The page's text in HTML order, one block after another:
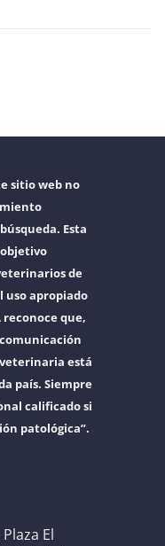
sitio web no
Esta
de
uso apropiado
reconoce que,
está
país. Siempre
calificado si
patológica”.
El